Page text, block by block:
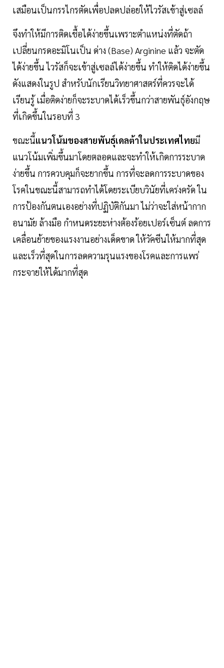
เสมือนเป็นกรรไกรตัดเพื่อปลดปล่อยให้ไวรัสเข้าสู่เซลล์
จึงทำให้มีการติดเชื้อได้ง่ายขึ้นเพราะตำแหน่งที่ตัดถ้า
เปลี่ยนกรดอะมิโนเป็น ด่าง (Base) Arginine แล้ว จะตัด
ได้ง่ายขึ้น ไวรัสก็จะเข้าสู่เซลล์ได้ง่ายขึ้น ทำให้ติดได้ง่ายขึ้น
ดังแสดงในรูป สำหรับนักเรียนวิทยาศาสตร์ที่ควรจะได้
เรียนรู้ เมื่อติดง่ายก็จะระบาดได้เร็วขึ้นกว่าสายพันธุ์อังกฤษ
ที่เกิดขึ้นในรอบที่ 3
ขณะนี้แนวโน้มของสายพันธุ์เดลต้าในประเทศไทยมี
แนวโน้มเพิ่มขึ้นมาโดยตลอดและจะทำให้เกิดการระบาด
ง่ายขึ้น การควบคุมก็จะยากขึ้น การที่จะลดการระบาดของ
โรคในขณะนี้สามารถทำได้โดยระเบียบวินัยที่เคร่งครัด ใน
การป้องกันตนเองอย่างที่ปฏิบัติกันมา ไม่ว่าจะใส่หน้ากาก
อนามัย ล้างมือ กำหนดระยะห่างต้องร้อยเปอร์เซ็นต์ ลดการ
เคลื่อนย้ายของแรงงานอย่างเด็ดขาด ให้วัคซีนให้มากที่สุด
และเร็วที่สุดในการลดความรุนแรงของโรคและการแพร่
กระจายให้ได้มากที่สุด